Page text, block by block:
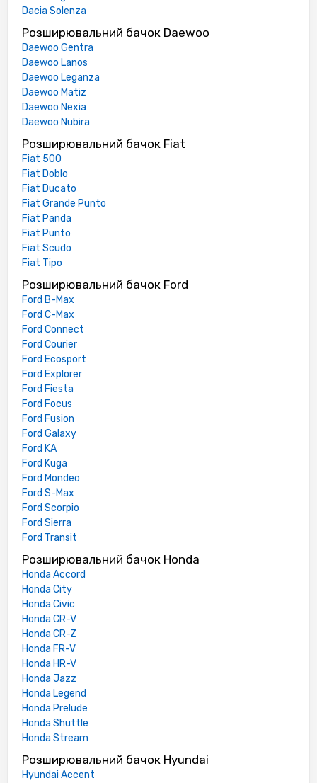
Dacia Solenza
Розширювальний бачок Daewoo
Daewoo Gentra
Daewoo Lanos
Daewoo Leganza
Daewoo Matiz
Daewoo Nexia
Daewoo Nubira
Розширювальний бачок Fiat
Fiat 500
Fiat Doblo
Fiat Ducato
Fiat Grande Punto
Fiat Panda
Fiat Punto
Fiat Scudo
Fiat Tipo
Розширювальний бачок Ford
Ford B-Max
Ford C-Max
Ford Connect
Ford Courier
Ford Ecosport
Ford Explorer
Ford Fiesta
Ford Focus
Ford Fusion
Ford Galaxy
Ford KA
Ford Kuga
Ford Mondeo
Ford S-Max
Ford Scorpio
Ford Sierra
Ford Transit
Розширювальний бачок Honda
Honda Accord
Honda City
Honda Civic
Honda CR-V
Honda CR-Z
Honda FR-V
Honda HR-V
Honda Jazz
Honda Legend
Honda Prelude
Honda Shuttle
Honda Stream
Розширювальний бачок Hyundai
Hyundai Accent